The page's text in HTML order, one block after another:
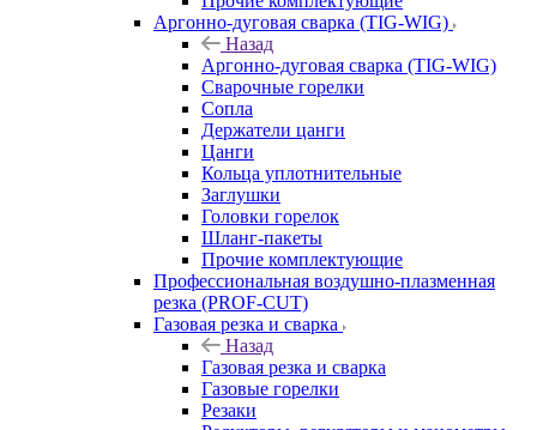
Аргонно-дуговая сварка (TIG-WIG)
Назад
Аргонно-дуговая сварка (TIG-WIG)
Сварочные горелки
Сопла
Держатели цанги
Цанги
Кольца уплотнительные
Заглушки
Головки горелок
Шланг-пакеты
Прочие комплектующие
Профессиональная воздушно-плазменная
резка (PROF-CUT)
Газовая резка и сварка
Назад
Газовая резка и сварка
Газовые горелки
Резаки